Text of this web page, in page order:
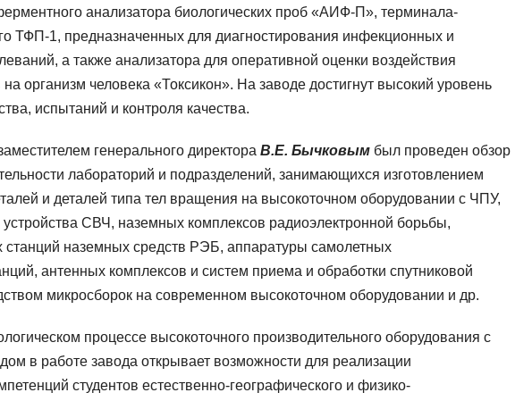
анализатора биологических проб «АИФ-П», терминала-
ТФП-1, предназначенных для диагностирования инфекционных и
а также анализатора для оперативной оценки воздействия
организм человека «Токсикон». На заводе достигнут высокий уровень
испытаний и контроля качества.
генерального директора В.Е. Бычковым был проведен обзор
лабораторий и подразделений, занимающихся изготовлением
и деталей типа тел вращения на высокоточном оборудовании с ЧПУ,
СВЧ, наземных комплексов радиоэлектронной борьбы,
станций наземных средств РЭБ, аппаратуры самолетных
антенных комплексов и систем приема и обработки спутниковой
микросборок на современном высокоточном оборудовании и др.
процессе высокоточного производительного оборудования с
в работе завода открывает возможности для реализации
студентов естественно-географического и физико-